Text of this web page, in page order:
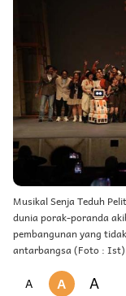
Musikal Senja Teduh
dunia porak-poranda
pembangunan yang
antarbangsa (Foto : Ist)
A A A